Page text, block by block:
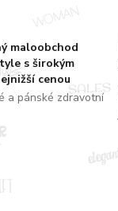
maloobchod
s širokým
cenou
a pánské zdravotní